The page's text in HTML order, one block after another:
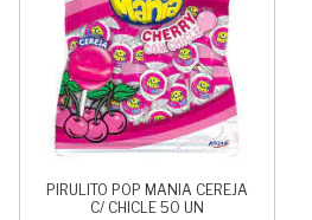
PIRULITO POP MANIA CEREJA
C/ CHICLE 50 UN